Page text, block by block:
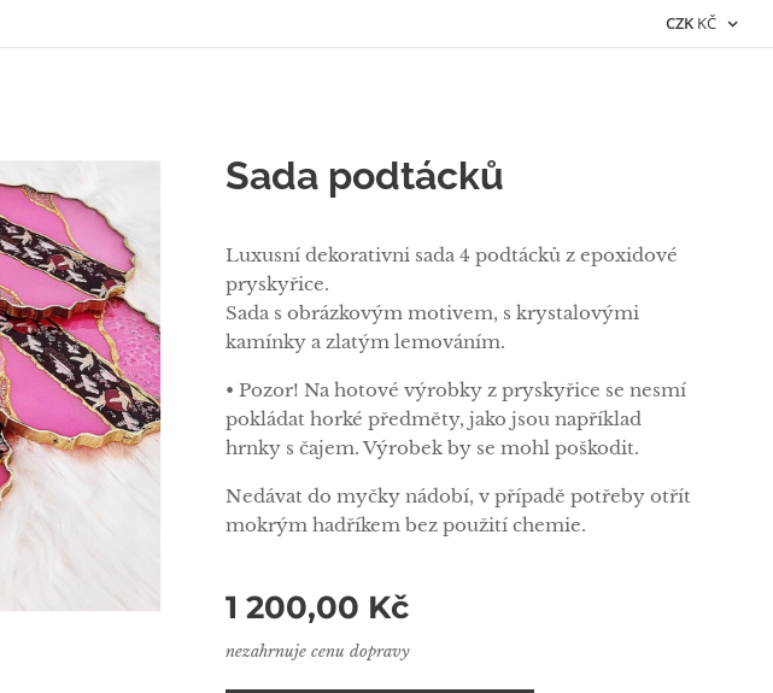
CZK KČ
Sada podtácků
Luxusní dekorativni sada 4 podtácků z epoxidové
pryskyřice.
Sada s obrázkovým motivem, s krystalovými
kamínky a zlatým lemováním.
• Pozor! Na hotové výrobky z pryskyřice se nesmí
pokládat horké předměty, jako jsou například
hrnky s čajem. Výrobek by se mohl poškodit.
Nedávat do myčky nádobí, v případě potřeby otřít
mokrým hadříkem bez použití chemie.
1 200,00 Kč
nezahrnuje cenu dopravy